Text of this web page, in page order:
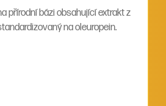
přírodní bázi obsahující extrakt z
na oleuropein.